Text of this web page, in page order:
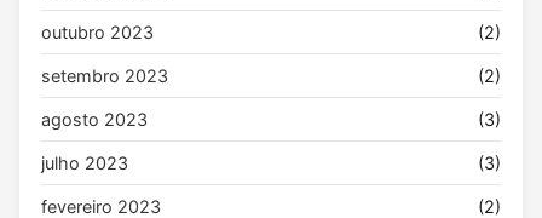
outubro 2023 (2)
setembro 2023 (2)
agosto 2023 (3)
julho 2023 (3)
fevereiro 2023 (2)